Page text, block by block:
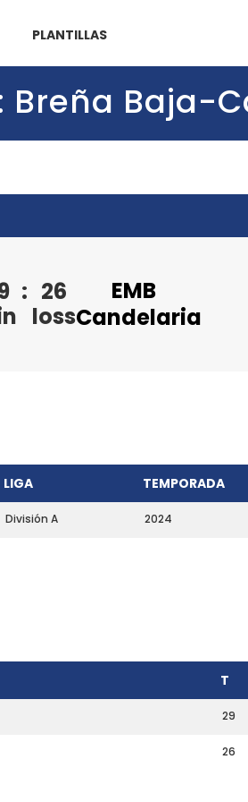
PLANTILLAS
Breña Baja-
: 26
loss
EMB
Candelaria
LIGA TEMPORADA
División A 2024
T
29
26